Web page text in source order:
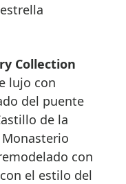
Collection
lujo con
del puente
de la
con
el estilo del